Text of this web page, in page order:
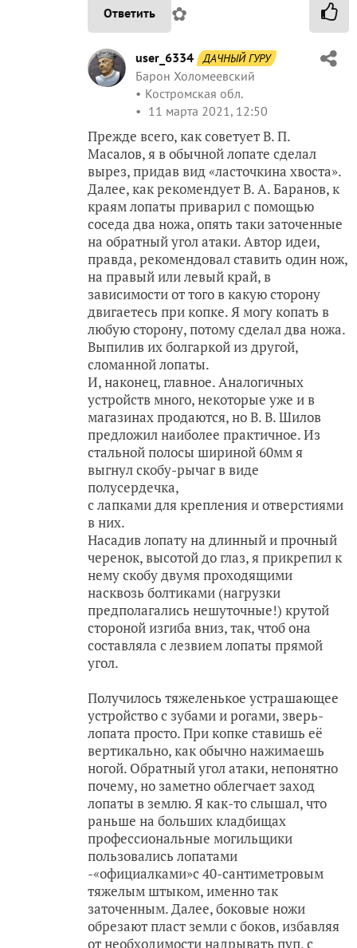
Ответить ✿
user_6334 ДАЧНЫЙ ГУРУ
Барон Холомеевский
Костромская обл.
11 марта 2021, 12:50
Прежде всего, как советует В. П.
Масалов, я в обычной лопате сделал
вырез, придав вид «ласточкина хвоста».
Далее, как рекомендует В. А. Баранов, к
краям лопаты приварил с помощью
соседа два ножа, опять таки заточенные
на обратный угол атаки. Автор идеи,
правда, рекомендовал ставить один нож,
на правый или левый край, в
зависимости от того в какую сторону
двигаетесь при копке. Я могу копать в
любую сторону, потому сделал два ножа.
Выпилив их болгаркой из другой,
сломанной лопаты.
И, наконец, главное. Аналогичных
устройств много, некоторые уже и в
магазинах продаются, но В. В. Шилов
предложил наиболее практичное. Из
стальной полосы шириной 60мм я
выгнул скобу-рычаг в виде
полусердечка,
с лапками для крепления и отверстиями
в них.
Насадив лопату на длинный и прочный
черенок, высотой до глаз, я прикрепил к
нему скобу двумя проходящими
насквозь болтиками (нагрузки
предполагались нешуточные!) крутой
стороной изгиба вниз, так, чтоб она
составляла с лезвием лопаты прямой
угол.
Получилось тяжеленькое устрашающее
устройство с зубами и рогами, зверь-
лопата просто. При копке ставишь её
вертикально, как обычно нажимаешь
ногой. Обратный угол атаки, непонятно
почему, но заметно облегчает заход
лопаты в землю. Я как-то слышал, что
раньше на больших кладбищах
профессиональные могильщики
пользовались лопатами
-«официалками»с 40-сантиметровым
тяжелым штыком, именно так
заточенным. Далее, боковые ножи
обрезают пласт земли с боков, избавляя
от необходимости надрывать пуп, с